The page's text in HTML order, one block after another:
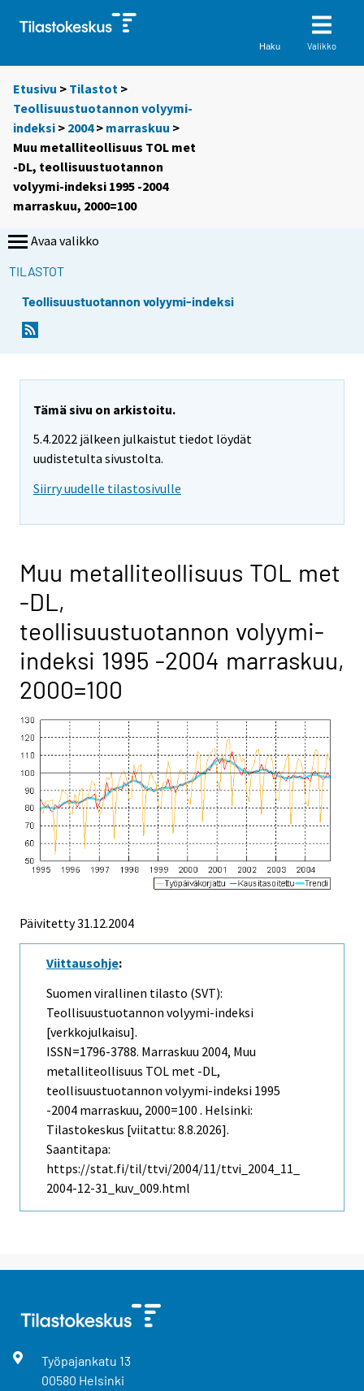
Haku Valikko
Etusivu > Tilastot >
Teollisuustuotannon volyymi-
indeksi > 2004> marraskuu >
Muu metalliteollisuus TOL met
-DL, teollisuustuotannon
volyymi-indeksi 1995 -2004
marraskuu, 2000=100
Avaa valikko
TILASTOT
Teollisuustuotannon volyymi-indeksi
Tämä sivu on arkistoitu.
5.4.2022 jälkeen julkaistut tiedot löydät
uudistetulta sivustolta.
Siirry uudelle tilastosivulle
Muu metalliteollisuus TOL met
-DL,
teollisuustuotannon volyymi-
indeksi 1995 -2004 marraskuu,
2000=100
Päivitetty31.12.2004
Viittausohje:
Suomen virallinen tilasto (SVT):
Teollisuustuotannon volyymi-indeksi
[verkkojulkaisu].
ISSN=1796-3788. Marraskuu 2004, Muu
metalliteollisuus TOL met -DL,
teollisuustuotannon volyymi-indeksi 1995
-2004 marraskuu, 2000=100 . Helsinki:
Tilastokeskus [viitattu: 8.8.2026].
Saantitapa:
https://stat.fi/til/ttvi/2004/11/ttvi_2004_11_
2004-12-31_kuv_009.html
Työpajankatu 13
00580 Helsinki